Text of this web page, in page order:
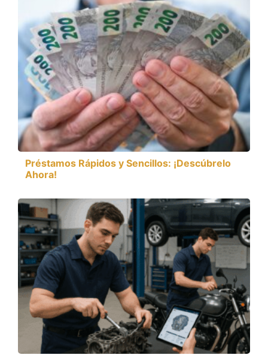
Préstamos Rápidos y Sencillos: ¡Descúbrelo
Ahora!